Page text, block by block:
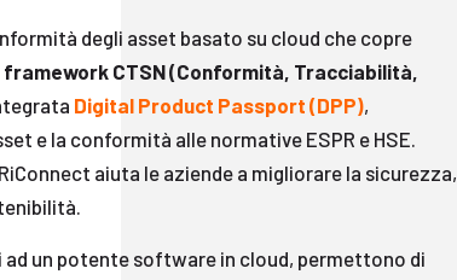
degli asset basato su cloud che copre
framework CTSN (Conformità, Tracciabilità,
Digital Product Passport (DPP),
e la conformità alle normative ESPR e HSE.
aiuta le aziende a migliorare la sicurezza,
un potente software in cloud, permettono di